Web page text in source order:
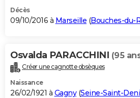
Décès
09/10/2016 à Marseille (Bouches-du-
Osvalda PARACCHINI (95
Créer une cagnotte obsèques
Naissance
26/02/1921 à Gagny(Seine-Saint-